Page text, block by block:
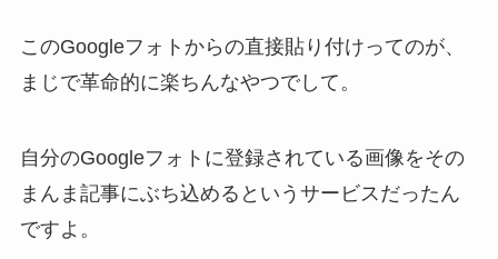
このGoogleフォトからの直接貼り付けってのが、
まじで革命的に楽ちんなやつでして。
自分のGoogleフォトに登録されている画像をその
まんま記事にぶち込めるというサービスだったん
ですよ。